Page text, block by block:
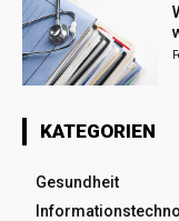
KATEGORIEN
Gesundheit